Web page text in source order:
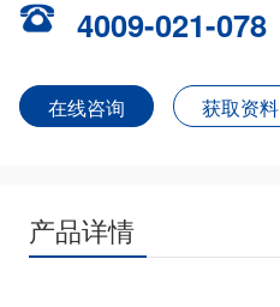
4009-021-078
在线咨询 获取资料
产品详情